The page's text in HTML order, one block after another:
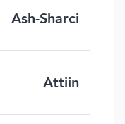
Ash-Sharci
Attiin